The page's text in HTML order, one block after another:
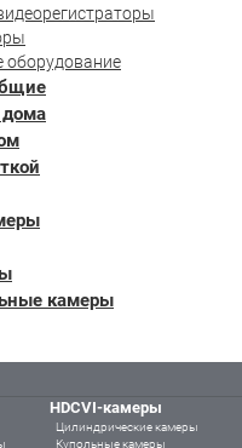
оборудование
камеры
HDCVI-камеры
Цилиндрические камеры
Купольные камеры